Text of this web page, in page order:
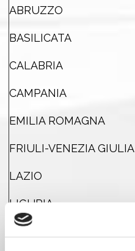
ABRUZZO
BASILICATA
CALABRIA
CAMPANIA
EMILIA ROMAGNA
FRIULI-VENEZIA GIULIA
LAZIO
LIGURIA
LOMBARDIA